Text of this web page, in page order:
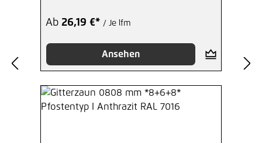
Ab 26,19 €* / Je lfm
Ansehen